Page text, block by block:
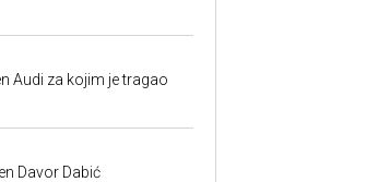
Audi za kojim je tragao
Davor Dabić